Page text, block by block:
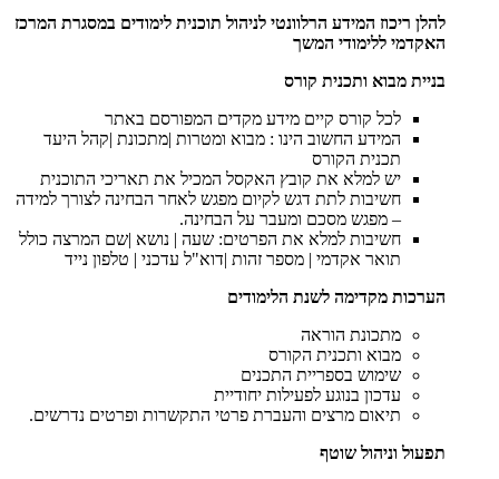
להלן ריכוז המידע הרלוונטי לניהול תוכנית לימודים במסגרת המרכז
האקדמי ללימודי המשך
בניית מבוא ותכנית קורס
לכל קורס קיים מידע מקדים המפורסם באתר
המידע החשוב הינו : מבוא ומטרות |מתכונת |קהל היעד
תכנית הקורס
יש למלא את קובץ האקסל המכיל את תאריכי התוכנית
חשיבות לתת דגש לקיום מפגש לאחר הבחינה לצורך למידה
– מפגש מסכם ומעבר על הבחינה.
חשיבות למלא את הפרטים: שעה | נושא |שם המרצה כולל
תואר אקדמי | מספר זהות |דוא"ל עדכני | טלפון נייד
הערכות מקדימה לשנת הלימודים
מתכונת הוראה
מבוא ותכנית הקורס
שימוש בספריית התכנים
עדכון בנוגע לפעילות יחודיית
תיאום מרצים והעברת פרטי התקשרות ופרטים נדרשים.
תפעול וניהול שוטף